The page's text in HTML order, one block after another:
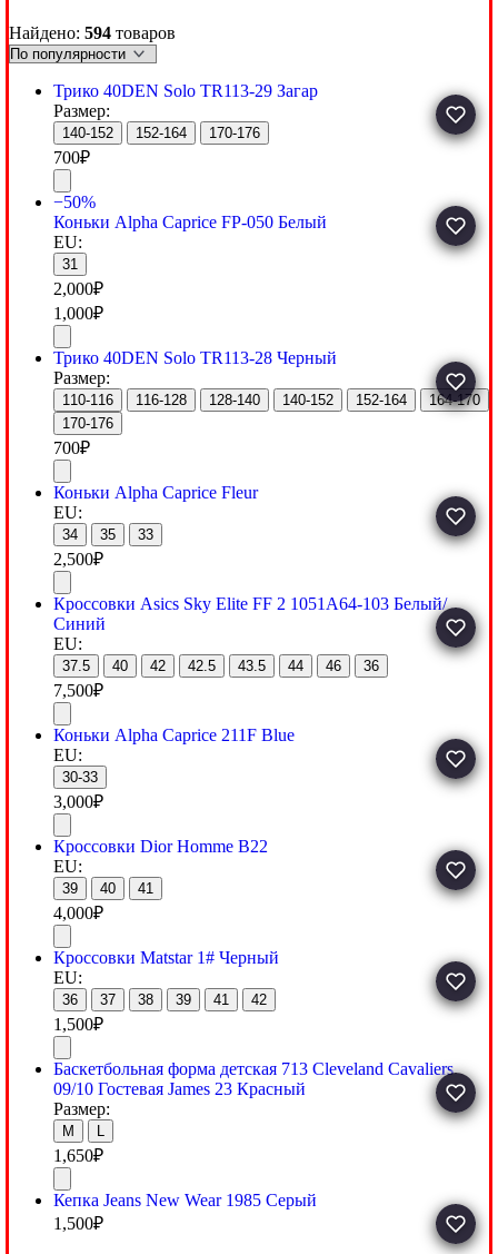
Найдено: 594 товаров
Трико 40DEN Solo TR113-29 Загар
Размер:
140-152 152-164 170-176
700₽
−50%
Коньки Alpha Caprice FP-050 Белый
EU:
31
2,000₽
1,000₽
Трико 40DEN Solo TR113-28 Черный
Размер:
110-116 116-128 128-140 140-152 152-164
164-170
170-176
700₽
Коньки Alpha Caprice Fleur
EU:
34 35 33
2,500₽
Кроссовки Asics Sky Elite FF 2 1051A64-103 Белый/
Синий
EU:
37.5 40 42 42.5 43.5 44 46 36
7,500₽
Коньки Alpha Caprice 211F Blue
EU:
30-33
3,000₽
Кроссовки Dior Homme B22
EU:
39 40 41
4,000₽
Кроссовки Matstar 1# Черный
EU:
36 37 38 39 41 42
1,500₽
Баскетбольная форма детская 713 Cleveland Cavaliers
09/10 Гостевая James 23 Красный
Размер:
M
1,650₽
Кепка Jeans New Wear 1985 Серый
1,500₽